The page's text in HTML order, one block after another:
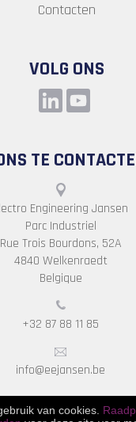
Contacten
VOLG ONS
TE
Engineering Jansen
Parc Industriel
Rue Trois Bourdons, 52A
4840 Welkenraedt
Belgique
+32 87 88 11 85
info@eejansen.be
van cookies.